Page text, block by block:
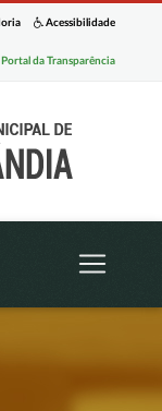
Acessibilidade
da Transparência